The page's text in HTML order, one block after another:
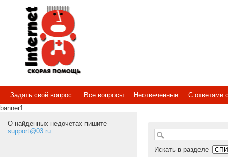
Internet
Скорая помощь
Задать свой вопрос. Все вопросы Неотвеченные
С ответами
banner1
О найденных недочетах пишите
support@03.ru.
Искать в разделе